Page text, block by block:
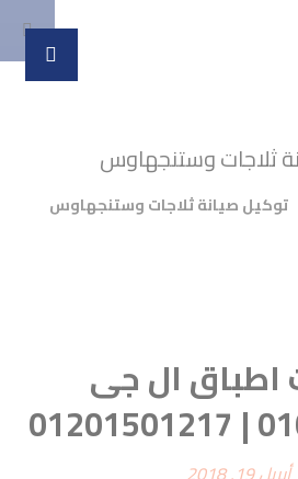
ثلاجات وستنجهاوس
توكيل صيانة ثلاجات وستنجهاوس
اطباق ال جى